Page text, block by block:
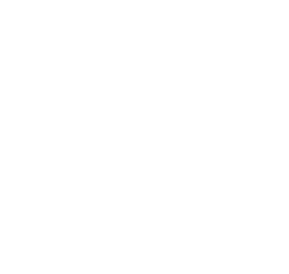
da mama triplo negativo metastático em
e nutricionista no primeiro mês